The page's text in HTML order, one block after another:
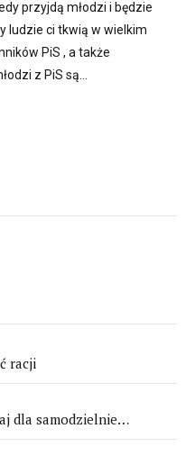
przyjdą młodzi i będzie
ludzie ci tkwią w wielkim
PiS , a także
z PiS są...
racji
dla samodzielnie